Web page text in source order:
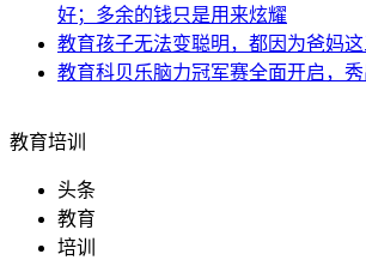
好；多余的钱只是用来炫耀
教育孩子无法变聪明，都因为爸妈
教育科贝乐脑力冠军赛全面开启，秀
教育培训
头条
教育
培训